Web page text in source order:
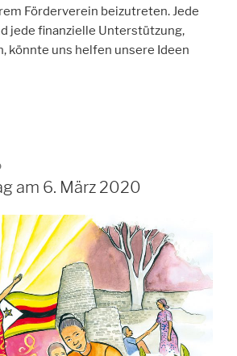
Förderverein beizutreten. Jede
jede finanzielle Unterstützung,
könnte uns helfen unsere Ideen
am 6. März 2020